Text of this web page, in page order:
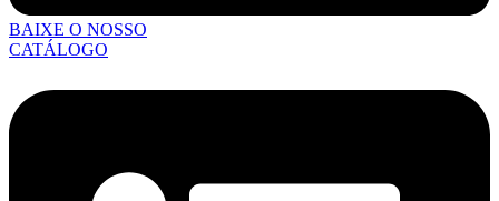
BAIXE O NOSSO
CATÁLOGO